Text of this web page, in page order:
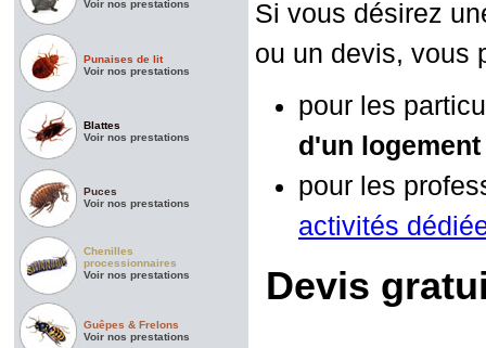
Voir nos prestations
Punaises de lit
Voir nos prestations
Blattes
Voir nos prestations
Puces
Voir nos prestations
Chenilles
processionnaires
Voir nos prestations
Guêpes & Frelons
Voir nos prestations
Si vous désirez
ou un devis, vous
pour les
d'un logement
pour les
activités
Devis